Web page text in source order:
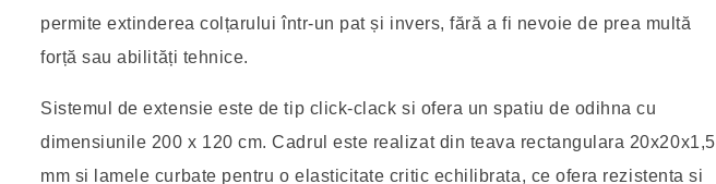
permite extinderea colțarului într-un pat și invers, fără a fi nevoie de prea multă
forță sau abilități tehnice.
Sistemul de extensie este de tip click-clack si ofera un spatiu de odihna cu
dimensiunile 200 x 120 cm. Cadrul este realizat din teava rectangulara 20x20x1,5
mm si lamele curbate pentru o elasticitate critic echilibrata, ce ofera rezistenta si